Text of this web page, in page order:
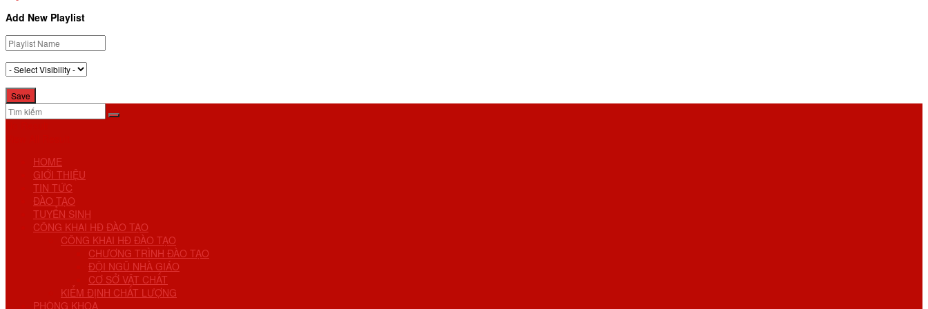
Add New Playlist
HOME
GIỚI THIỆU
TIN TỨC
ĐÀO TẠO
TUYỂN SINH
CÔNG KHAI HĐ ĐÀO TẠO
CÔNG KHAI HĐ ĐÀO TẠO
CHƯƠNG TRÌNH ĐÀO TẠO
ĐỘI NGŨ NHÀ GIÁO
CƠ SỞ VẬT CHẤT
KIỂM ĐỊNH CHẤT LƯỢNG
PHÒNG KHOA